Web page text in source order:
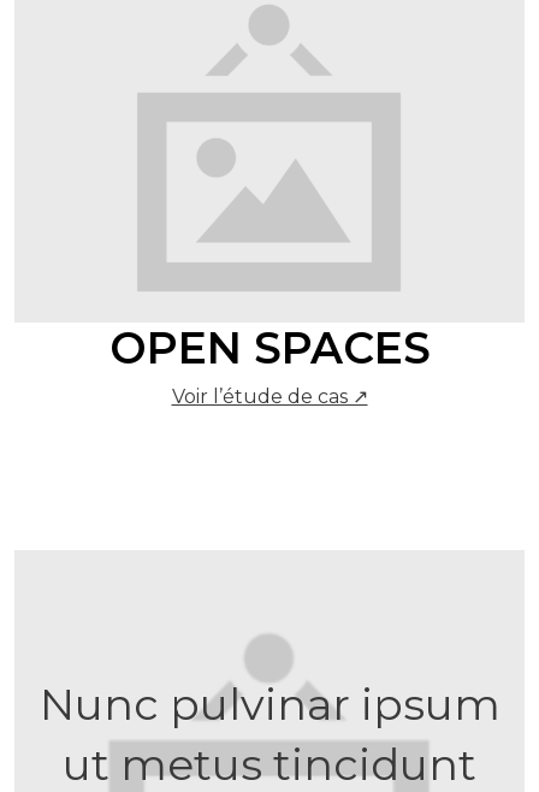
OPEN SPACES
Voir l’étude de cas ↗
Nunc pulvinar ipsum
ut metus tincidunt